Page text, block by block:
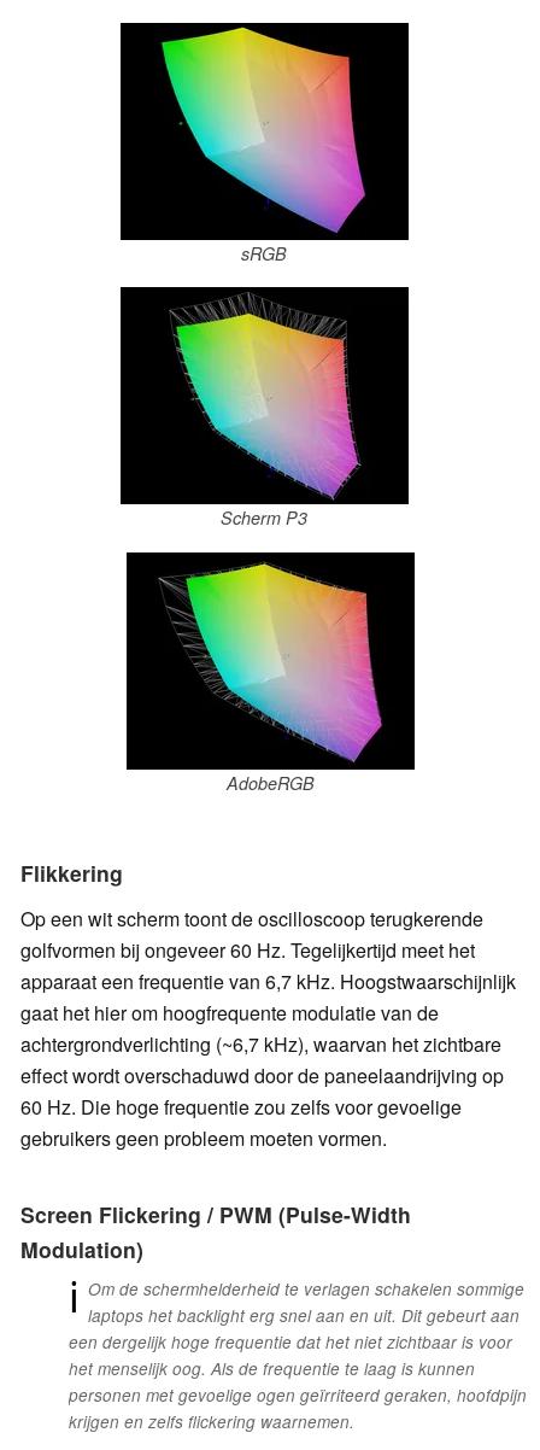
sRGB
Scherm P3
AdobeRGB
Flikkering
Op een wit scherm toont de oscilloscoop terugkerende
golfvormen bij ongeveer 60 Hz. Tegelijkertijd meet het
apparaat een frequentie van 6,7 kHz. Hoogstwaarschijnlijk
gaat het hier om hoogfrequente modulatie van de
achtergrondverlichting (~6,7 kHz), waarvan het zichtbare
effect wordt overschaduwd door de paneelaandrijving op
60 Hz. Die hoge frequentie zou zelfs voor gevoelige
gebruikers geen probleem moeten vormen.
Screen Flickering / PWM (Pulse-Width
Modulation)
ℹ Om de schermhelderheid te verlagen schakelen sommige
laptops het backlight erg snel aan en uit. Dit gebeurt aan
een dergelijk hoge frequentie dat het niet zichtbaar is voor
het menselijk oog. Als de frequentie te laag is kunnen
personen met gevoelige ogen geïrriteerd geraken, hoofdpijn
krijgen en zelfs flickering waarnemen.